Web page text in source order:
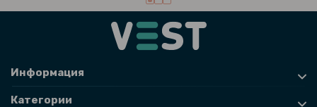
Информация
Категории